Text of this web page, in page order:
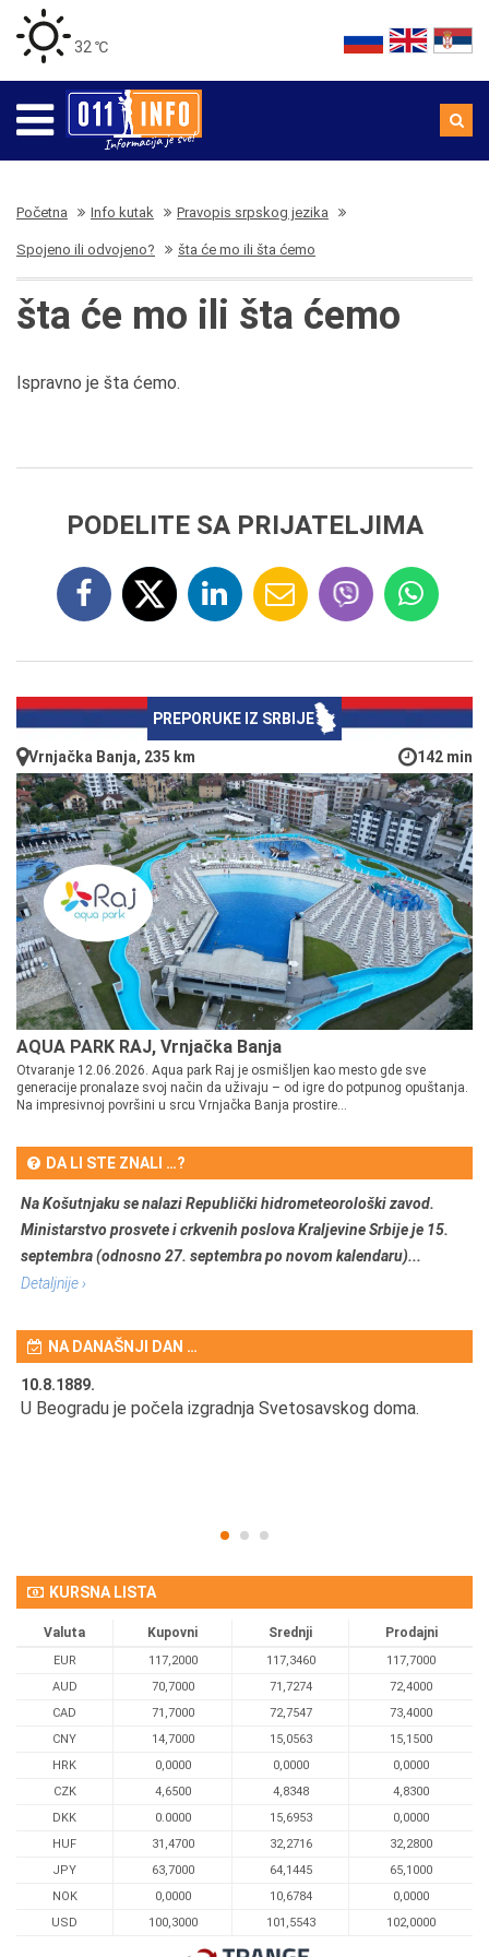
32 ℃
Početna Info kutak Pravopis srpskog jezika
Spojeno ili odvojeno? šta će mo ili šta ćemo
šta će mo ili šta ćemo
Ispravno je šta ćemo.
PODELITE SA PRIJATELJIMA
PREPORUKE IZ SRBIJE
Vrnjačka Banja, 235 km 142 min
AQUA PARK RAJ, Vrnjačka Banja
Otvaranje 12.06.2026. Aqua park Raj je osmišljen kao mesto gde sve
generacije pronalaze svoj način da uživaju – od igre do potpunog opuštanja.
Na impresivnoj površini u srcu Vrnjačka Banja prostire...
DA LI STE ZNALI …?
Na Košutnjaku se nalazi Republički hidrometeorološki zavod.
Ministarstvo prosvete i crkvenih poslova Kraljevine Srbije je 15.
septembra (odnosno 27. septembra po novom kalendaru)...
Detaljnije ›
NA DANAŠNJI DAN …
10.8.1889.
U Beogradu je počela izgradnja Svetosavskog doma.
KURSNA LISTA
Valuta Kupovni Srednji Prodajni
EUR 117,2000 117,3460
117,7000
AUD
70,7000 71,7274
72,4000
CAD
71,7000 72,7547
73,4000
CNY
14,7000 15,0563
15,1500
HRK
0,0000 0,0000
0,0000
CZK
4,6500 4,8348
4,8300
DKK
0.0000 15,6953
0,0000
HUF
31,4700 32,2716
32,2800
JPY
63,7000 64,1445
65,1000
NOK
0,0000 10,6784
0,0000
USD
100,3000 101,5543 102,0000